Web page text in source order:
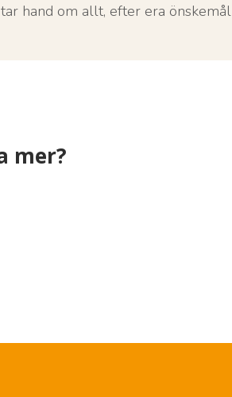
hand om allt, efter era önskemål
mer?